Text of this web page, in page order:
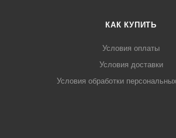
КАК КУПИТЬ
Условия оплаты
Условия доставки
Условия обработки